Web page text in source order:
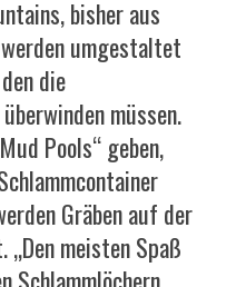
bisher aus
umgestaltet
die
müssen.
Pools“ geben,
Gräben auf der
meisten Spaß